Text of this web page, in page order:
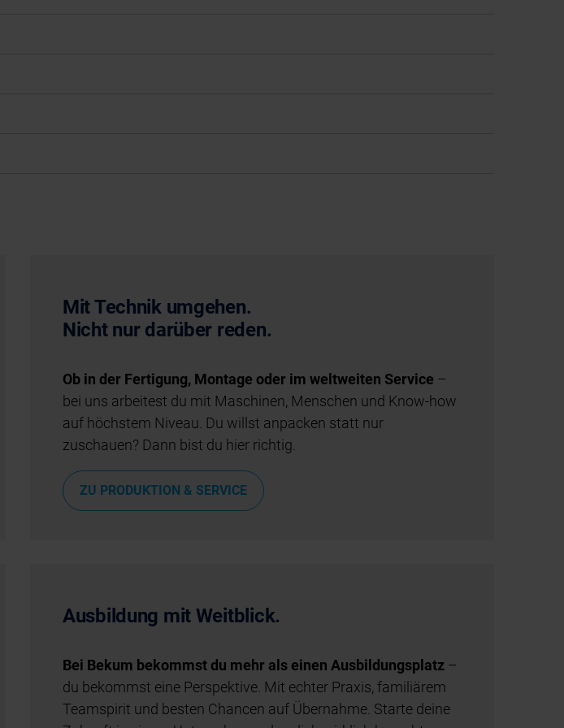
Mit Technik umgehen.
Nicht nur darüber reden.
Ob in der Fertigung, Montage oder im weltweiten Service –
bei uns arbeitest du mit Maschinen, Menschen und Know-how
auf höchstem Niveau. Du willst anpacken statt nur
zuschauen? Dann bist du hier richtig.
ZU PRODUKTION & SERVICE
Ausbildung mit Weitblick.
Bei Bekum bekommst du mehr als einen Ausbildungsplatz –
du bekommst eine Perspektive. Mit echter Praxis, familiärem
Teamspirit und besten Chancen auf Übernahme. Starte deine